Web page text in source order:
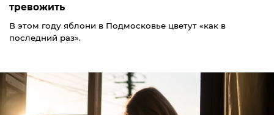
тревожить
В этом году яблони в Подмосковье цветут «как в
последний раз».